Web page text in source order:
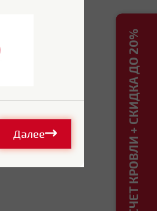
РАСЧЕТ КРОВЛИ + СКИДКА ДО 20%
Далее